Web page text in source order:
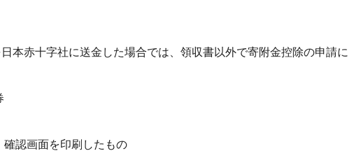
本赤十字社に送金した場合では、領収書以外で寄附金控除の申請に
認画面を印刷したもの